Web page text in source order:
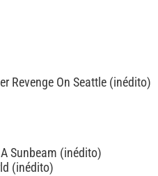
Revenge On Seattle (inédito)
Sunbeam (inédito)
(inédito)